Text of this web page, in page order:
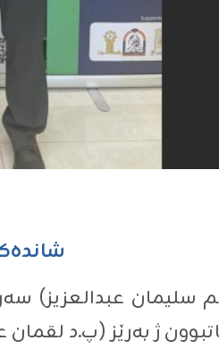
ژ بەرێز (پ.د